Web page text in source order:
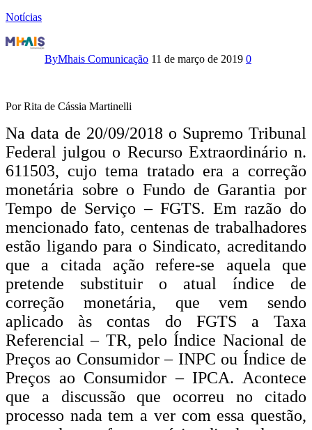
Notícias
Correção
Monetária
FGTS
ByMhais Comunicação 11 de março de 2019 0
Por Rita de Cássia Martinelli
Na data de 20/09/2018 o Supremo Tribunal
Federal julgou o Recurso Extraordinário n.
611503, cujo tema tratado era a correção
monetária sobre o Fundo de Garantia por
Tempo de Serviço – FGTS. Em razão do
mencionado fato, centenas de trabalhadores
estão ligando para o Sindicato, acreditando
que a citada ação refere-se aquela que
pretende substituir o atual índice de
correção monetária, que vem sendo
aplicado às contas do FGTS a Taxa
Referencial – TR, pelo Índice Nacional de
Preços ao Consumidor – INPC ou Índice de
Preços ao Consumidor – IPCA. Acontece
que a discussão que ocorreu no citado
processo nada tem a ver com essa questão,